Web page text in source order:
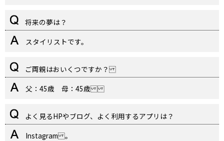
将来の夢は？
スタイリストです。
ご両親はおいくつですか？
父：45歳 母：45歳
よく見るHPやブログ、よく利用するアプリは？
Instagram 。